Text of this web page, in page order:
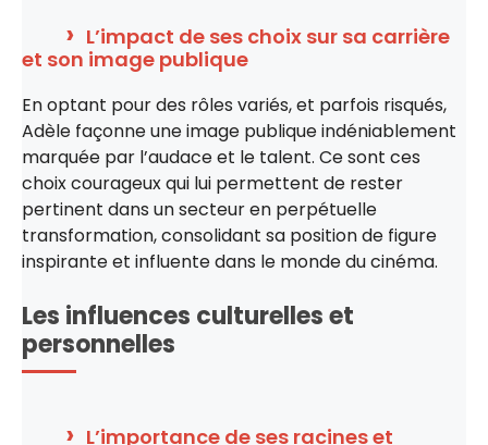
L’impact de ses choix sur sa carrière
et son image publique
En optant pour des rôles variés, et parfois risqués,
Adèle façonne une image publique indéniablement
marquée par l’audace et le talent. Ce sont ces
choix courageux qui lui permettent de rester
pertinent dans un secteur en perpétuelle
transformation, consolidant sa position de figure
inspirante et influente dans le monde du cinéma.
Les influences culturelles et
personnelles
L’importance de ses racines et